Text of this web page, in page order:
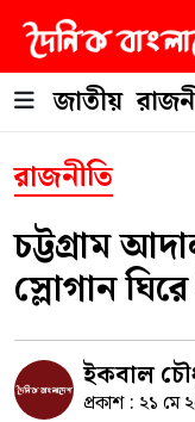
জাতীয়
রাজনীতি
চট্টগ্রাম
স্লোগান
ইকবাল
প্রকাশ : ২১ মে